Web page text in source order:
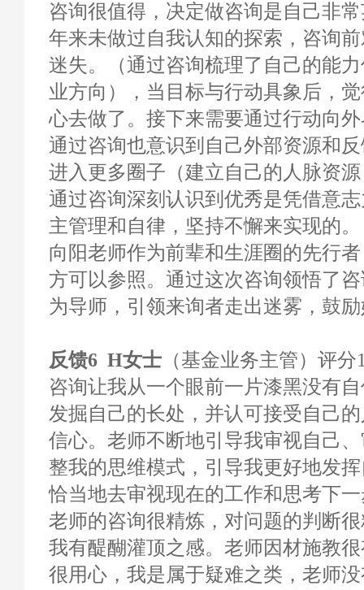
咨询很值得，决定做咨询是自己非
年来未做过自我认知的探索，咨询
迷失。（通过咨询梳理了自己的能
业方向），当目标与行动具象后，
心去做了。接下来需要通过行动向
通过咨询也意识到自己外部资源和
进入更多圈子（建立自己的人脉资
通过咨询深刻认识到优秀是凭借意
主管理和自律，坚持不懈来实现的。
向阳老师作为前辈和生涯圈的先行
方可以参照。通过这次咨询领悟了
为导师，引领来询者走出迷雾，鼓
反馈6 H女士 （基金业务主管）评分
咨询让我从一个眼前一片漆黑没有
发掘自己的长处，并认可接受自己
信心。老师不断地引导我审视自己
整我的思维模式，引导我更好地发
恰当地去审视现在的工作和思考下
老师的咨询很精炼，对问题的判断
我有醍醐灌顶之感。老师因材施教
很用心，我是属于疑难之类，老师